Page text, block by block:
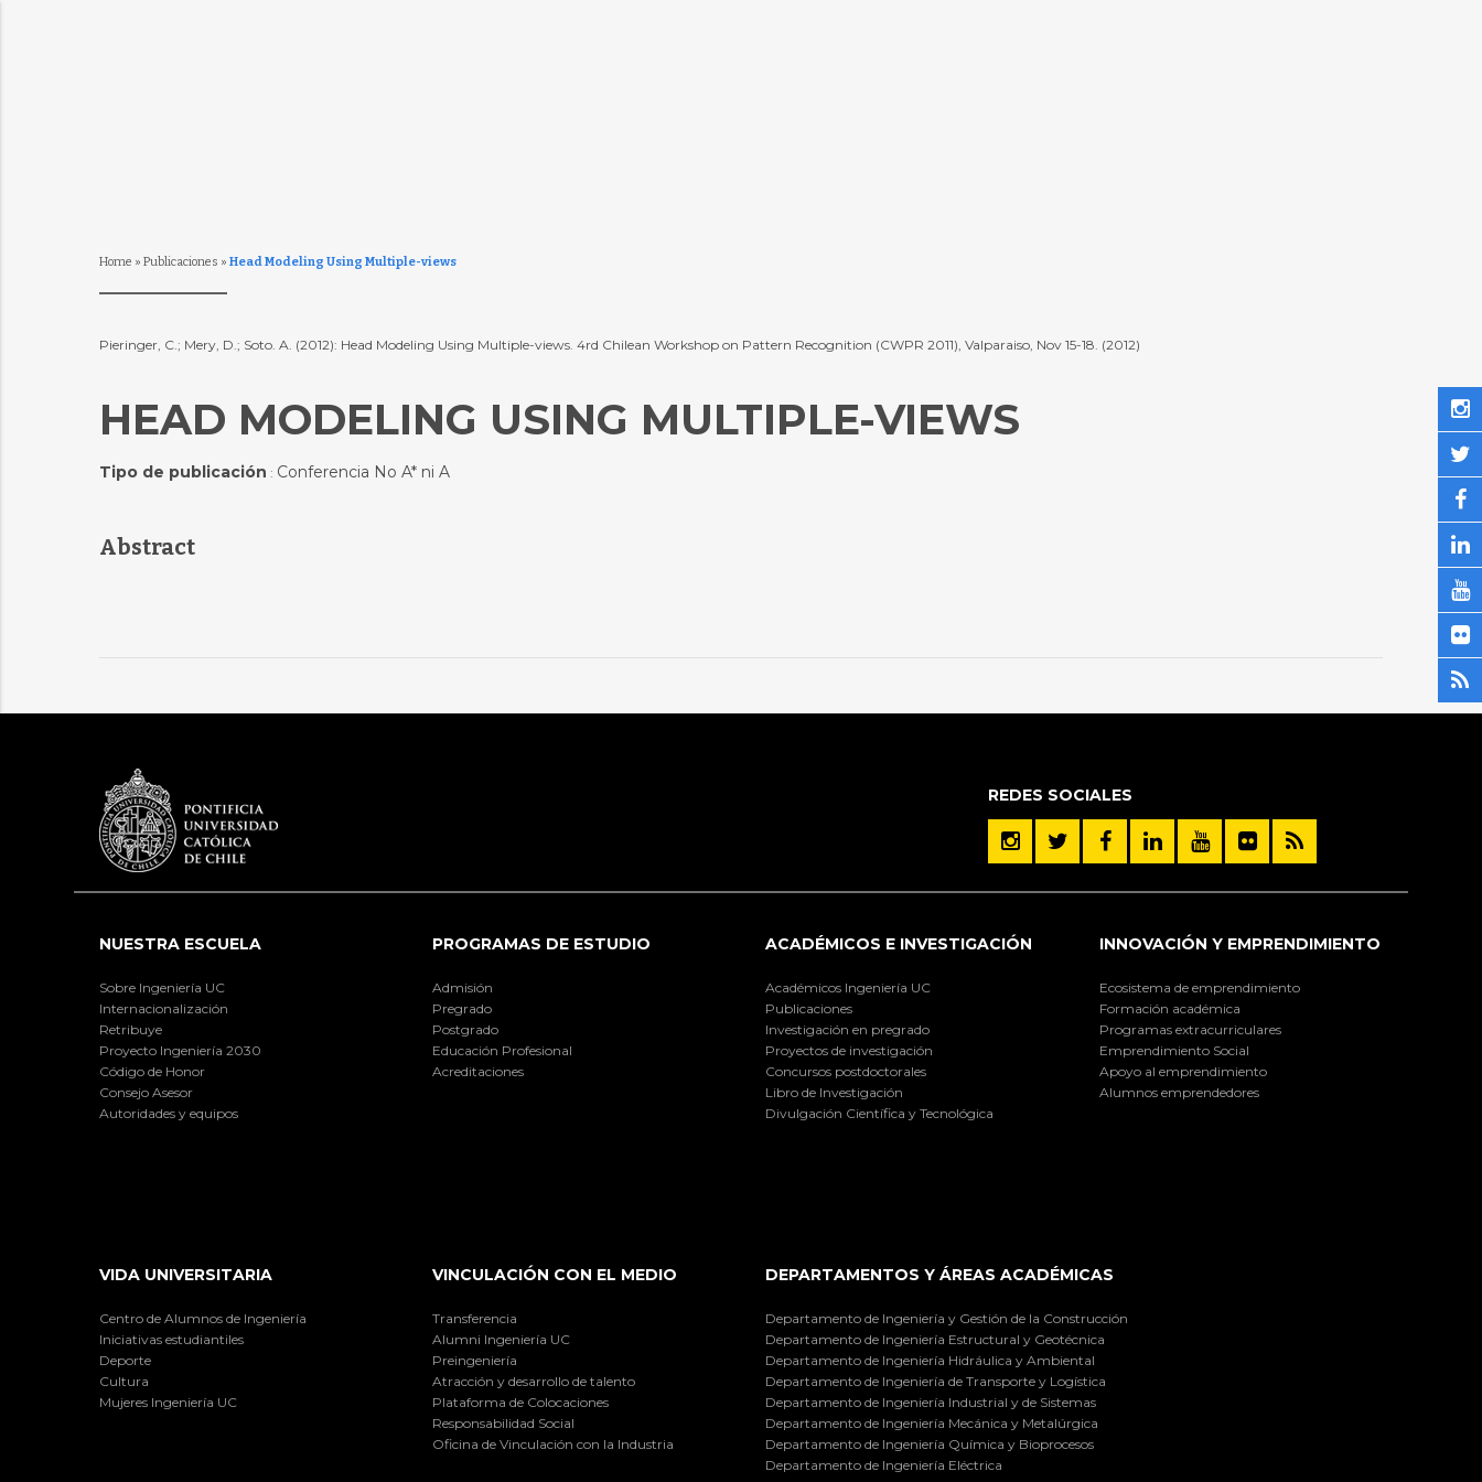
Home » Publicaciones » Head Modeling Using Multiple-views
Pieringer, C.; Mery, D.; Soto. A. (2012): Head Modeling Using Multiple-views. 4rd Chilean Workshop on Pattern Recognition (CWPR 2011), Valparaiso, Nov 15-18. (2012)
HEAD MODELING USING MULTIPLE-VIEWS
Tipo de publicación : Conferencia No A* ni A
Abstract
REDES SOCIALES
NUESTRA ESCUELA
Sobre Ingeniería UC
Internacionalización
Retribuye
Proyecto Ingeniería 2030
Código de Honor
Consejo Asesor
Autoridades y equipos
PROGRAMAS DE ESTUDIO
Admisión
Pregrado
Postgrado
Educación Profesional
Acreditaciones
ACADÉMICOS E INVESTIGACIÓN
Académicos Ingeniería UC
Publicaciones
Investigación en pregrado
Proyectos de investigación
Concursos postdoctorales
Libro de Investigación
Divulgación Científica y Tecnológica
INNOVACIÓN Y EMPRENDIMIENTO
Ecosistema de emprendimiento
Formación académica
Programas extracurriculares
Emprendimiento Social
Apoyo al emprendimiento
Alumnos emprendedores
VIDA UNIVERSITARIA
Centro de Alumnos de Ingeniería
Iniciativas estudiantiles
Deporte
Cultura
Mujeres Ingeniería UC
VINCULACIÓN CON EL MEDIO
Transferencia
Alumni Ingeniería UC
Preingeniería
Atracción y desarrollo de talento
Plataforma de Colocaciones
Responsabilidad Social
Oficina de Vinculación con la Industria
DEPARTAMENTOS Y ÁREAS ACADÉMICAS
Departamento de Ingeniería y Gestión de la Construcción
Departamento de Ingeniería Estructural y Geotécnica
Departamento de Ingeniería Hidráulica y Ambiental
Departamento de Ingeniería de Transporte y Logística
Departamento de Ingeniería Industrial y de Sistemas
Departamento de Ingeniería Mecánica y Metalúrgica
Departamento de Ingeniería Química y Bioprocesos
Departamento de Ingeniería Eléctrica